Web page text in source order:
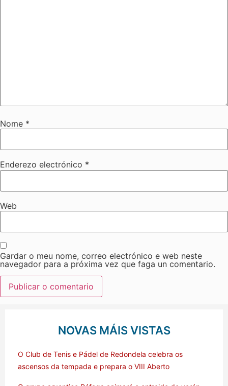
Nome *
Enderezo electrónico *
Web
Gardar o meu nome, correo electrónico e web neste
navegador para a próxima vez que faga un comentario.
NOVAS MÁIS VISTAS
O Club de Tenis e Pádel de Redondela celebra os
ascensos da tempada e prepara o VIII Aberto